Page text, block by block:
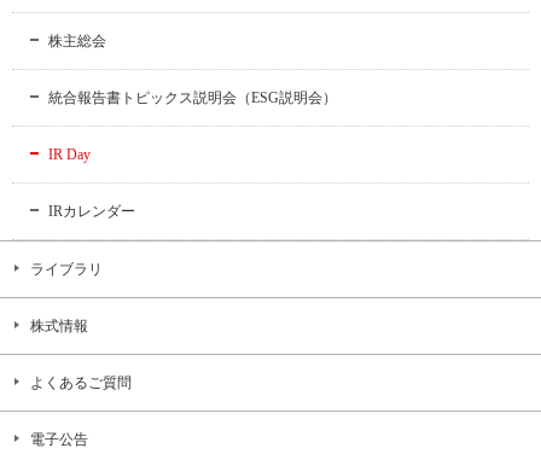
株主総会
統合報告書トピックス説明会（ESG説明会）
IR Day
IRカレンダー
ライブラリ
株式情報
よくあるご質問
電子公告